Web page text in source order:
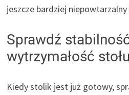
jeszcze bardziej
Sprawdź
wytrzymałość stołu
Kiedy stolik jest już gotowy,